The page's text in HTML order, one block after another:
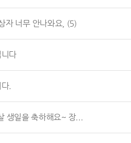
자 너무 안나와요, (5)
다
.
생일을 축하해요~ 장...